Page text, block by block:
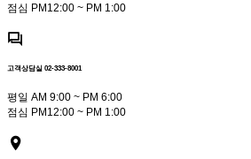
점심 PM12:00 ~ PM 1:00
고객상담실 02-333-8001
평일 AM 9:00 ~ PM 6:00
점심 PM12:00 ~ PM 1:00